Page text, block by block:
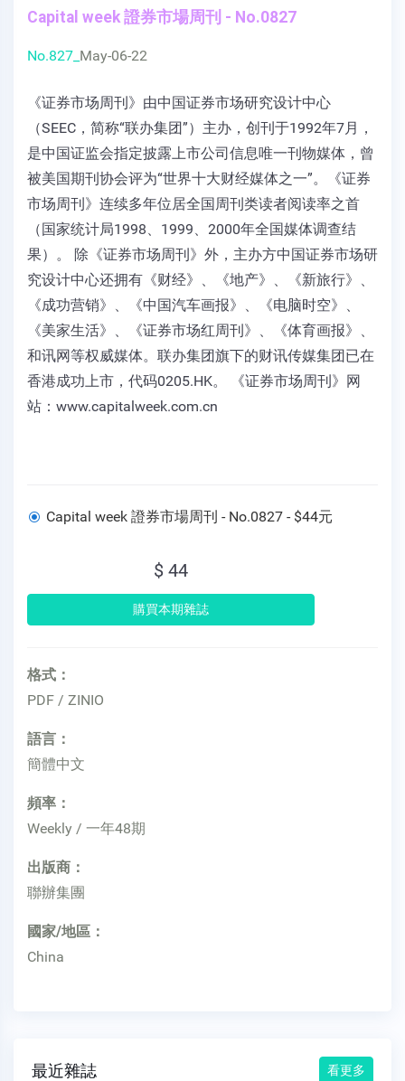
Capital week 證券市場周刊 - No.0827
No.827_ May-06-22
《证券市场周刊》由中国证券市场研究设计中心
（SEEC，简称“联办集团”）主办，创刊于1992年7月，
是中国证监会指定披露上市公司信息唯一刊物媒体，曾
被美国期刊协会评为“世界十大财经媒体之一”。《证券
市场周刊》连续多年位居全国周刊类读者阅读率之首
（国家统计局1998、1999、2000年全国媒体调查结
果）。 除《证券市场周刊》外，主办方中国证券市场研
究设计中心还拥有《财经》、《地产》、《新旅行》、
《成功营销》、《中国汽车画报》、《电脑时空》、
《美家生活》、《证券市场红周刊》、《体育画报》、
和讯网等权威媒体。联办集团旗下的财讯传媒集团已在
香港成功上市，代码0205.HK。 《证券市场周刊》网
站：www.capitalweek.com.cn
Capital week 證券市場周刊 - No.0827 - $44元
$ 44
格式：
PDF / ZINIO
語言：
簡體中文
頻率：
Weekly / 一年48期
出版商：
聯辦集團
國家/地區：
China
最近雜誌 看更多